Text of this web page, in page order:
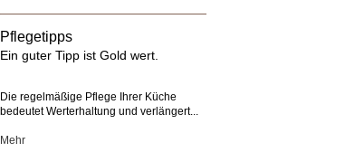
Pflegetipps
Ein guter Tipp ist Gold wert.
Die regelmäßige Pflege Ihrer Küche
bedeutet Werterhaltung und verlängert...
Mehr